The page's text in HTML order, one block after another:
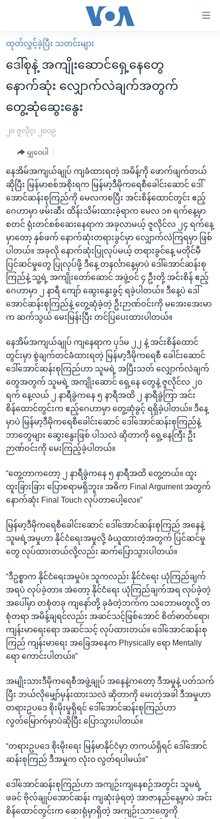
လွယ်ကူ
စေ
Link
များ
ပင်မ
ကျော်
ကြည့်
ရန်
ပင်မ
အ
ညွန်း
စာမျက်နှာ
သို့
ကျော်
ကြည့်
ရန်
ရှာဖွေ
နေရာ
သို့
ကျော်
ရန်
မူလစာမျက်နှာ
မြန်မာ
ကမ္ဘာ့သတင်းများ
နိုင်ငံတကာ
အစ္စရေး-ပါလက်စတိုင်း
ဗွီဒီယို
အင်္ဂလိပ်စာလေ့လာမယ်
အမေရိကန်သုံးအီဒီယံ
မကြေးမုံရဲ့ အင်္ဂလိပ်စာ
ရုပ်ရှင်ထဲက အင်္ဂလိပ်စာ
သုတပဒေသာ အင်္ဂလိပ်စာ
အပတ်စဉ်ကဏ္ဍများ
ရေဒီယို
တီဗွီ
ရေဒီယိုနှင့်ရုပ်သံ အချက်အလက်များ
ရေဒီယို/တီဗွီအစီအစဉ်
Learning English
ဗွီအိုအေ လူမှုကွန်ယက်များ
ဘာသာစကားများ
ထုတ်လွှင့်ခဲ့ပြီး သတင်းများ
ဒေါ်စုနဲ့ အကျိုးဆောင်ရှေ့နေတွေ
နောက်ဆုံး လျှောက်လဲချက်အတွက်
တွေ့ဆုံဆွေးနွေး
၂၀ ဇူလိုင္၊ ၂၀၀၉
မျှဝေပါ
နေအိမ်အကျယ်ချုပ် ကျခံထားရတဲ့ အမိန့်ကို ဖောက်ဖျက်တယ်
ဆိုပြီး မြန်မာစစ်အစိုးရက မြန်မာ့ဒီမိုကရေစီခေါင်းဆောင် ဒေါ်
အောင်ဆန်းစုကြည်ကို မေလကစပြီး အင်းစိန်ထောင်တွင်း ဧည့်
ဂေဟာမှာ ဖမ်းဆီး ထိန်းသိမ်းထားခဲ့ရာက မေလ ၁၈ ရက်နေ့မှာ
စတင် ရုံးတင်စစ်ဆေးနေရာက အခုလာမယ့် ဇူလိုင်လ ၂၄ ရက်နေ့
မှာတော့ နှစ်ဖက် နောက်ဆုံးတရားခွင်မှာ လျှောက်လဲကြရမှာ ဖြစ်
ပါတယ်။ အခုလို နောက်ဆုံးပြုလုပ်မယ့် တရားခွင်နေ့ မတိုင်မီ
ပြင်ဆင်မှုတွေ ပြုလုပ်ဖို့ ဒီနေ့ တနင်္လာနေ့မှာပဲ ဒေါ်အောင်ဆန်းစု
ကြည်နဲ့ သူ့ရဲ့ အကျိုးတော်ဆောင် အဖွဲ့ဝင် ၄ ဦးတို့ အင်းစိန် ဧည့်
ဂေဟာမှာ ၂ နာရီ ကျော် ဆွေးနွေးခွင့် ရခဲ့ပါတယ်။ ဒီနေ့ပဲ ဒေါ်
အောင်ဆန်းစုကြည်နဲ့ တွေ့ဆုံခဲ့တဲ့ ဦးဉာဏ်ဝင်းကို မအေးအေးမာ
က ဆက်သွယ် မေးမြန်းပြီး တင်ပြပေးထားပါတယ်။
နေအိမ်အကျယ်ချုပ် ကျနေရာက ပုဒ်မ ၂၂ နဲ့ အင်းစိန်ထောင်
တွင်းမှာ စွဲချက်တင်ခံထားရတဲ့ မြန်မာ့ဒီမိုကရေစီ ခေါင်းဆောင်
ဒေါ်အောင်ဆန်းစုကြည်ဟာ သူမရဲ့ အပြီးသတ် လျှောက်လဲချက်
တွေအတွက် သူမရဲ့ အကျိုးဆောင် ရှေ့နေ တွေနဲ့ ဇူလိုင်လ ၂၀
ရက် နေ့လယ် ၂ နာရီခွဲကနေ ၅ နာရီအထိ ၂ နာရီခွဲကြာ အင်း
စိန်ထောင်တွင်းက ဧည့်ဂေဟာမှာ တွေ့ဆုံခွင့် ရရှိခဲ့ပါတယ်။ ဒီနေ့
မှာပဲ မြန်မာ့ဒီမိုကရေစီခေါင်းဆောင် ဒေါ်အောင်ဆန်းစုကြည်နဲ့
ဘာတွေများ ဆွေးနွေးဖြစ် ပါသလဲ ဆိုတာကို ရှေ့နေကြီး ဦး
ဉာဏ်ဝင်းကို မေးကြည့်ခဲ့ပါတယ်။
“တွေ့တာကတော့ ၂ နာရီခွဲကနေ ၅ နာရီအထိ တွေ့တယ်။ ထူး
ထူးခြားခြား ပြောစရာမရှိဘူး။ အဓိက Final Argument အတွက်
နောက်ဆုံး Final Touch လုပ်တာပေါ့လေ။”
မြန်မာ့ဒီမိုကရေစီခေါင်းဆောင် ဒေါ်အောင်ဆန်းစုကြည် အနေနဲ့
သူမရဲ့အမှုဟာ နိုင်ငံရေးအမှုလို့ ခံယူထားတဲ့အတွက် ပြင်ဆင်မှု
တွေ လုပ်ထားတယ်လို့လည်း ဆက်ပြောသွားပါတယ်။
“ဒီဥစ္စာက နိုင်ငံရေးအမှုပဲ။ သူကလည်း နိုင်ငံရေး ယုံကြည်ချက်
အရပဲ လုပ်ခဲ့တာ။ အဲတော့ နိုင်ငံရေး ယုံကြည်ချက်အရ လုပ်ခဲ့တဲ့
အပေါ်မှာ တစုံတခု ကျနော်တို့ ခုခံတဲ့ဘက်က သဘောမတူလို့ တ
စုံတရာ အမိန့်ချရင်လည်း အဆင်သင့်ဖြစ်အောင် စိတ်ဓာတ်ရော၊
ကျန်းမာရေးရော အဆင်သင့် လုပ်ထားတယ်။ ဒေါ်အောင်ဆန်းစု
ကြည် ကျန်းမာရေး အခြေအနေက Physically ရော Mentally
ရော ကောင်းပါတယ်။”
အမျိုးသားဒီမိုကရေစီအဖွဲ့ချုပ် အနေနဲ့ကတော့ ဒီအမှုနဲ့ ပတ်သက်
ပြီး ဘယ်လိုမျှော်မှန်းထားသလဲ ဆိုတာကို မေးတဲ့အခါ ဒီအမှုဟာ
တရားဥပဒေ စိုးမိုးမှုရှိရင် ဒေါ်အောင်ဆန်းစုကြည်ဟာ
လွတ်မြောက်မှာပဲဆိုပြီး ပြောသွားပါတယ်။
“တရားဥပဒေ စိုးမိုးရေး မြန်မာနိုင်ငံမှာ တကယ်ရှိရင် ဒေါ်အောင်
ဆန်းစုကြည် ဒီအမှုက လုံး၀ လွတ်ရပါမယ်။”
ဒေါ်အောင်ဆန်းစုကြည်ဟာ အကျဉ်းကျနေစဉ်အတွင်း သူမရဲ့
ဖခင် ဗိုလ်ချုပ်အောင်ဆန်း ကျဆုံးခဲ့ရတဲ့ အာဇာနည်နေ့မှာပဲ အင်း
စိန်ထောင်တွင်းက ဆေးရုံမှာရှိတဲ့ အကျဉ်းသားတွေကို